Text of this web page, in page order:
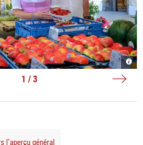
--in
1 / 3
l’aperçu général